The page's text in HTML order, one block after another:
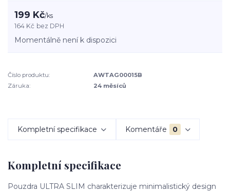
199 Kč/ks
164 Kč bez DPH
Momentálně není k dispozici
Číslo produktu:
AWTAG00015B
Záruka:
24 měsíců
Kompletní specifikace Komentáře 0
Kompletní specifikace
Pouzdra ULTRA SLIM charakterizuje minimalistický design